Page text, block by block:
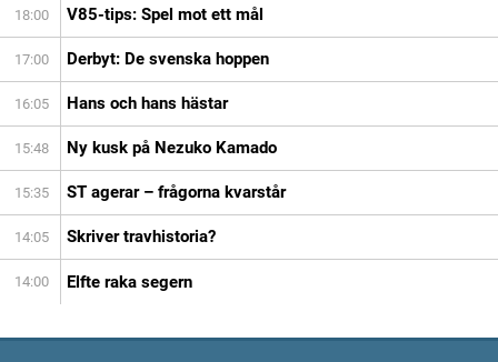
18:00 V85-tips: Spel mot ett mål
17:00 Derbyt: De svenska hoppen
16:05 Hans och hans hästar
15:48 Ny kusk på Nezuko Kamado
15:35 ST agerar – frågorna kvarstår
14:05 Skriver travhistoria?
14:00 Elfte raka segern